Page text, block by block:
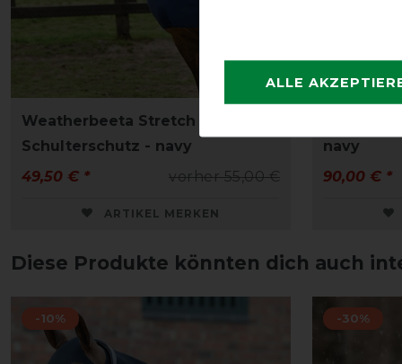
Weatherbeeta Stretch
Schulterschutz - navy
vorher 55,00 €
49,50 € *
ARTIKEL MERKEN
navy
90,00 € *
Diese Produkte könnten dich auch
-10% -30%
ALLE